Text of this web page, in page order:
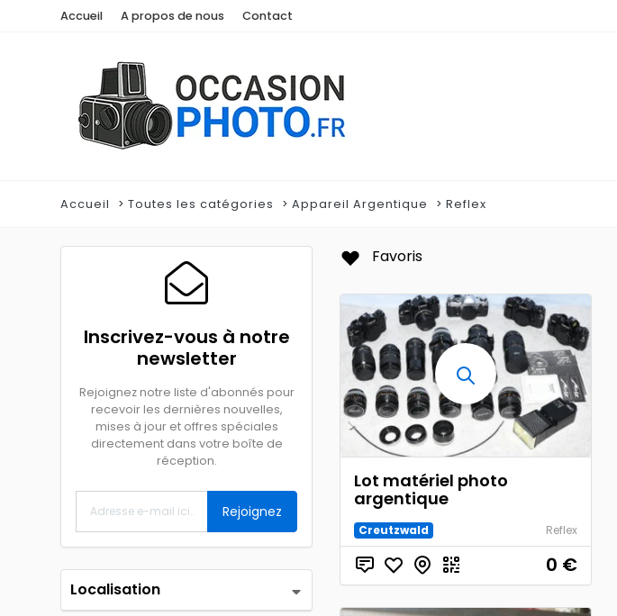
Accueil A propos de nous Contact
Accueil Toutes les catégories Appareil Argentique Reflex
Inscrivez-vous à notre
newsletter
Rejoignez notre liste d'abonnés pour
recevoir les dernières nouvelles,
mises à jour et offres spéciales
directement dans votre boîte de
réception.
Rejoignez
Localisation
Favoris
Lot matériel photo
argentique
Creutzwald Reflex
0 €